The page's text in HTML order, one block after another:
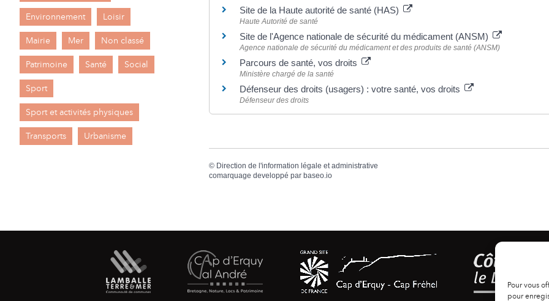
Pour vous
pour
Site de la Haute autorité de santé (HAS)
Haute Autorité de santé
Site de l'Agence nationale de sécurité du médicament (ANSM)
Agence nationale de sécurité du médicament et des produits de santé (ANSM)
Parcours de santé, vos droits
Ministère chargé de la santé
Défenseur des droits (usagers) : votre santé, vos droits
Défenseur des droits
© Direction de l'information légale et administrative
comarquage developpé par baseo.io
Environnement Loisir
Mairie Mer Non classé
Patrimoine Santé Social
Sport
Sport et activités physiques
Transports Urbanisme